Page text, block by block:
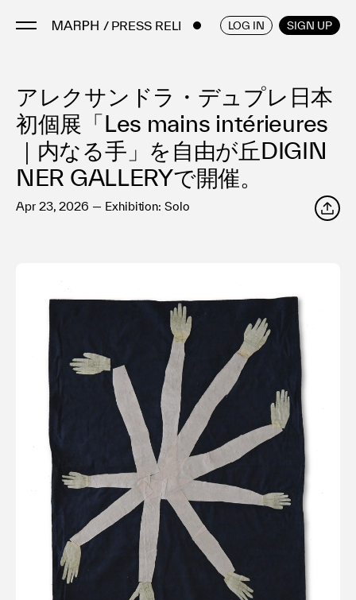
/ PRESS RELEASES LOG IN SIGN UP
Artists
Artworks
Galleries & Museums
Exhibitions
Art Fairs & Events
Press Releases
Terms of use
Privacy policy
Management company
Contact
ENGLISH / JAPANESE
アレクサンドラ・デュプレ日本
初個展「Les mains intérieures
｜内なる手」を自由が丘DIGIN
NER GALLERYで開催。
Apr 23, 2026 — Exhibition: Solo